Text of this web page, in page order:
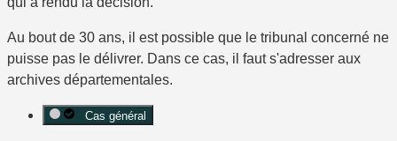
Au bout de 30 ans, il est possible que le tribunal concerné ne
puisse pas le délivrer. Dans ce cas, il faut s'adresser aux
archives départementales.
Cas général